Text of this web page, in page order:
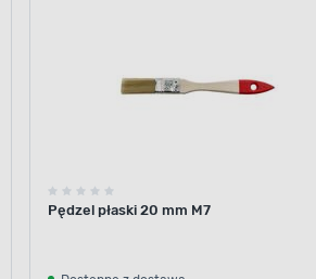
Pędzel płaski 20 mm M7